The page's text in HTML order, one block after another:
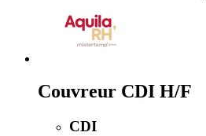
Couvreur CDI H/F
CDI